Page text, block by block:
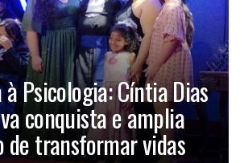
Psicologia: Cíntia Dias
conquista e amplia
de transformar vidas